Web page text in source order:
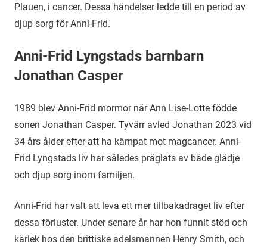
Plauen, i cancer. Dessa händelser ledde till en period av
djup sorg för Anni-Frid.
Anni-Frid Lyngstads barnbarn
Jonathan Casper
1989 blev Anni-Frid mormor när Ann Lise-Lotte födde
sonen Jonathan Casper. Tyvärr avled Jonathan 2023 vid
34 års ålder efter att ha kämpat mot magcancer. Anni-
Frid Lyngstads liv har således präglats av både glädje
och djup sorg inom familjen.
Anni-Frid har valt att leva ett mer tillbakadraget liv efter
dessa förluster. Under senare år har hon funnit stöd och
kärlek hos den brittiske adelsmannen Henry Smith, och